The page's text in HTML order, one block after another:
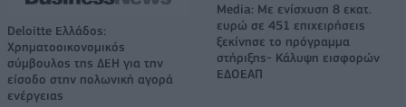
Deloitte Ελλάδος:
Χρηματοοικονομικός
σύμβουλος της ΔΕΗ για την
είσοδο στην πολωνική αγορά
ενέργειας
Media: Με ενίσχυση 8 εκατ.
ευρώ σε 451 επιχειρήσεις
ξεκίνησε το πρόγραμμα
στήριξης- Κάλυψη εισφορών
ΕΔΟΕΑΠ